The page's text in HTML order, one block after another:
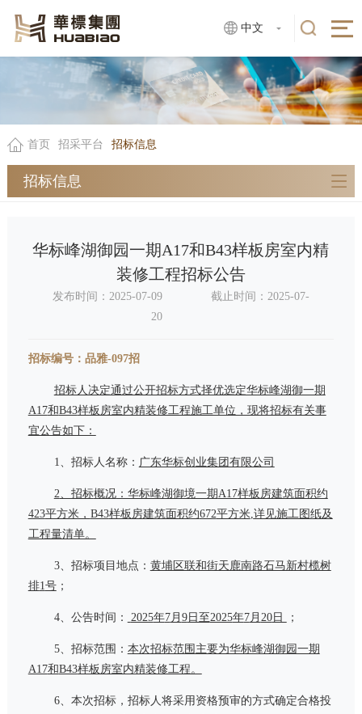
中文
首页 招采平台 招标信息
招标信息
华标峰湖御园一期A17和B43样板房室内精
装修工程招标公告
发布时间：2025-07-09
截止时间：2025-07-
20
招标编号：品雅-097招
招标人决定通过公开招标方式择优选定华标峰湖御一期
A17和B43样板房室内精装修工程施工单位，现将招标有关事
宜公告如下：
1、招标人名称： 广东华标创业集团有限公司
2、招标概况：华标峰湖御境一期A17样板房建筑面积约
423平方米， B43样板房建筑面积约672平方米,详见施工图纸及
工程量清单。
3、招标项目 地点： 黄埔区联和街天鹿南路石马新村榄树
排1号；
4、公告时间： 2025年7月 9日至2025年7月 20日 ；
5、招标范围： 本次招标范围主要为华标峰湖御园一期
A17和B43样板房室内精装修工程。
6、本次招标，招标人将采用资格预审的方式确定合格投